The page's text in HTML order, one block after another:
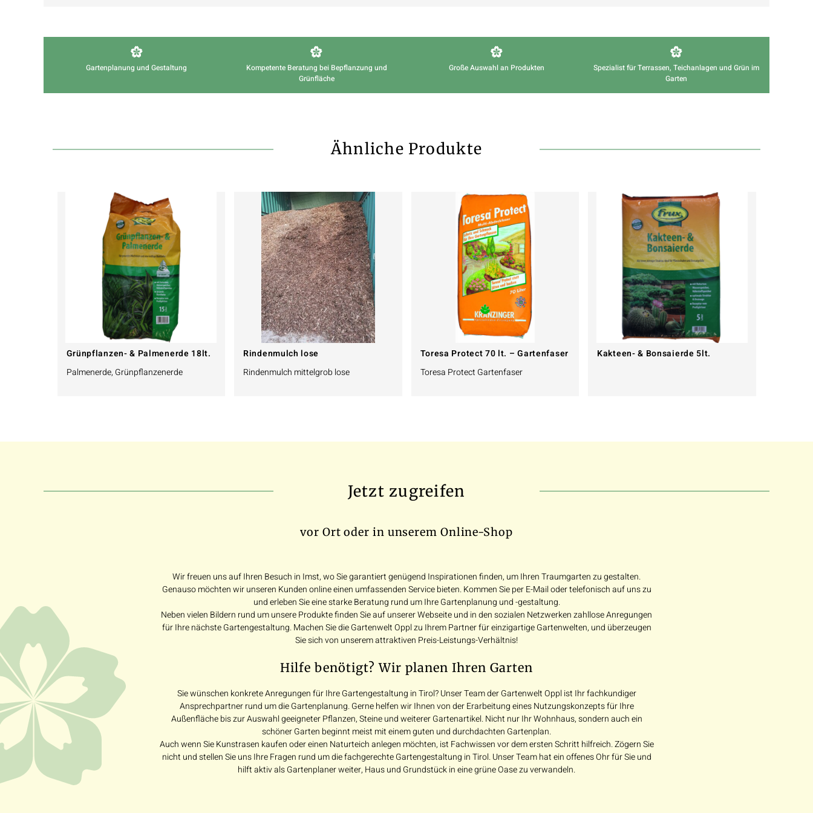
Gartenplanung und Gestaltung
Kompetente Beratung bei Bepflanzung und
Grünfläche
Große Auswahl an Produkten
Spezialist für Terrassen, Teichanlagen und Grün im
Garten
Ähnliche Produkte
Grünpflanzen- & Palmenerde 18lt.
Palmenerde, Grünpflanzenerde
Rindenmulch lose
Rindenmulch mittelgrob lose
Toresa Protect 70 lt. – Gartenfaser
Toresa Protect Gartenfaser
Kakteen- & Bonsaierde 5lt.
Jetzt zugreifen
vor Ort oder in unserem Online-Shop
Wir freuen uns auf Ihren Besuch in Imst, wo Sie garantiert genügend Inspirationen finden, um Ihren Traumgarten zu gestalten.
Genauso möchten wir unseren Kunden online einen umfassenden Service bieten. Kommen Sie per E-Mail oder telefonisch auf uns zu
und erleben Sie eine starke Beratung rund um Ihre Gartenplanung und -gestaltung.
Neben vielen Bildern rund um unsere Produkte finden Sie auf unserer Webseite und in den sozialen Netzwerken zahllose Anregungen
für Ihre nächste Gartengestaltung. Machen Sie die Gartenwelt Oppl zu Ihrem Partner für einzigartige Gartenwelten, und überzeugen
Sie sich von unserem attraktiven Preis-Leistungs-Verhältnis!
Hilfe benötigt? Wir planen Ihren Garten
Sie wünschen konkrete Anregungen für Ihre Gartengestaltung in Tirol? Unser Team der Gartenwelt Oppl ist Ihr fachkundiger
Ansprechpartner rund um die Gartenplanung. Gerne helfen wir Ihnen von der Erarbeitung eines Nutzungskonzepts für Ihre
Außenfläche bis zur Auswahl geeigneter Pflanzen, Steine und weiterer Gartenartikel. Nicht nur Ihr Wohnhaus, sondern auch ein
schöner Garten beginnt meist mit einem guten und durchdachten Gartenplan.
Auch wenn Sie Kunstrasen kaufen oder einen Naturteich anlegen möchten, ist Fachwissen vor dem ersten Schritt hilfreich. Zögern Sie
nicht und stellen Sie uns Ihre Fragen rund um die fachgerechte Gartengestaltung in Tirol. Unser Team hat ein offenes Ohr für Sie und
hilft aktiv als Gartenplaner weiter, Haus und Grundstück in eine grüne Oase zu verwandeln.